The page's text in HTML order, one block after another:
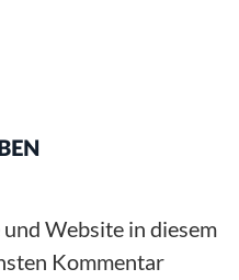
Website in diesem
Kommentar